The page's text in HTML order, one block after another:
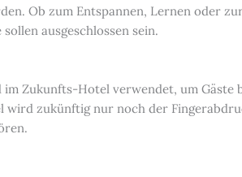
Ob zum Entspannen, Lernen oder
ausgeschlossen sein.
Zukunfts-Hotel verwendet, um Gäste
zukünftig nur noch der